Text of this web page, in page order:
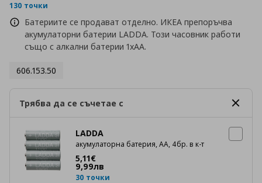
130 точки
Батериите се продават отделно. ИКЕА препоръчва
акумулаторни батерии LADDA. Този часовник работи
също с алкални батерии 1xAA.
606.153.50
Трябва да се съчетае с
LADDA
акумулаторна батерия, АА, 4бр. в к-т
5,11€
Цена
9,99лв
30 точки